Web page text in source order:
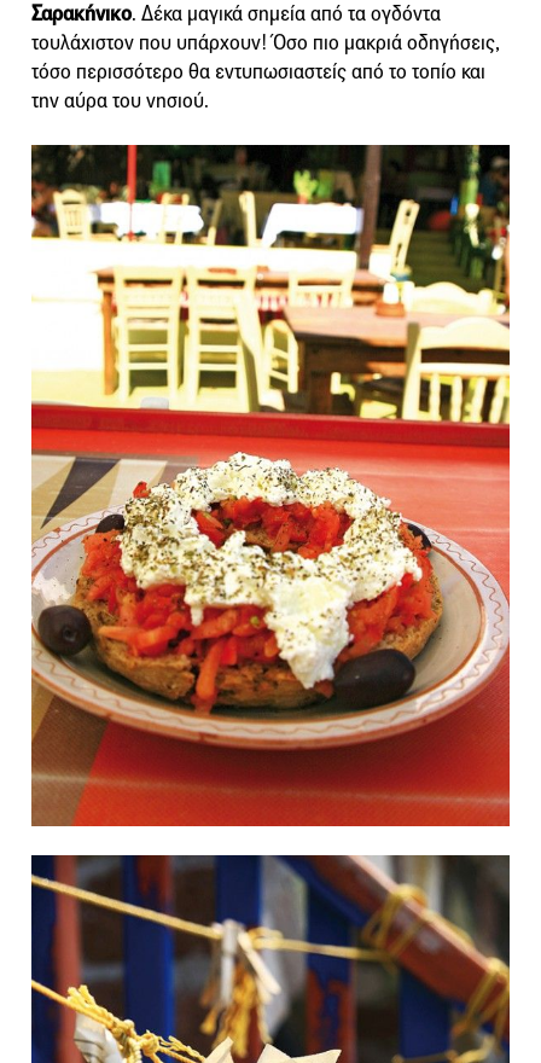
Σαρακήνικο. Δέκα μαγικά σημεία από τα ογδόντα
τουλάχιστον που υπάρχουν! Όσο πιο μακριά οδηγήσεις,
τόσο περισσότερο θα εντυπωσιαστείς από το τοπίο και
την αύρα του νησιού.